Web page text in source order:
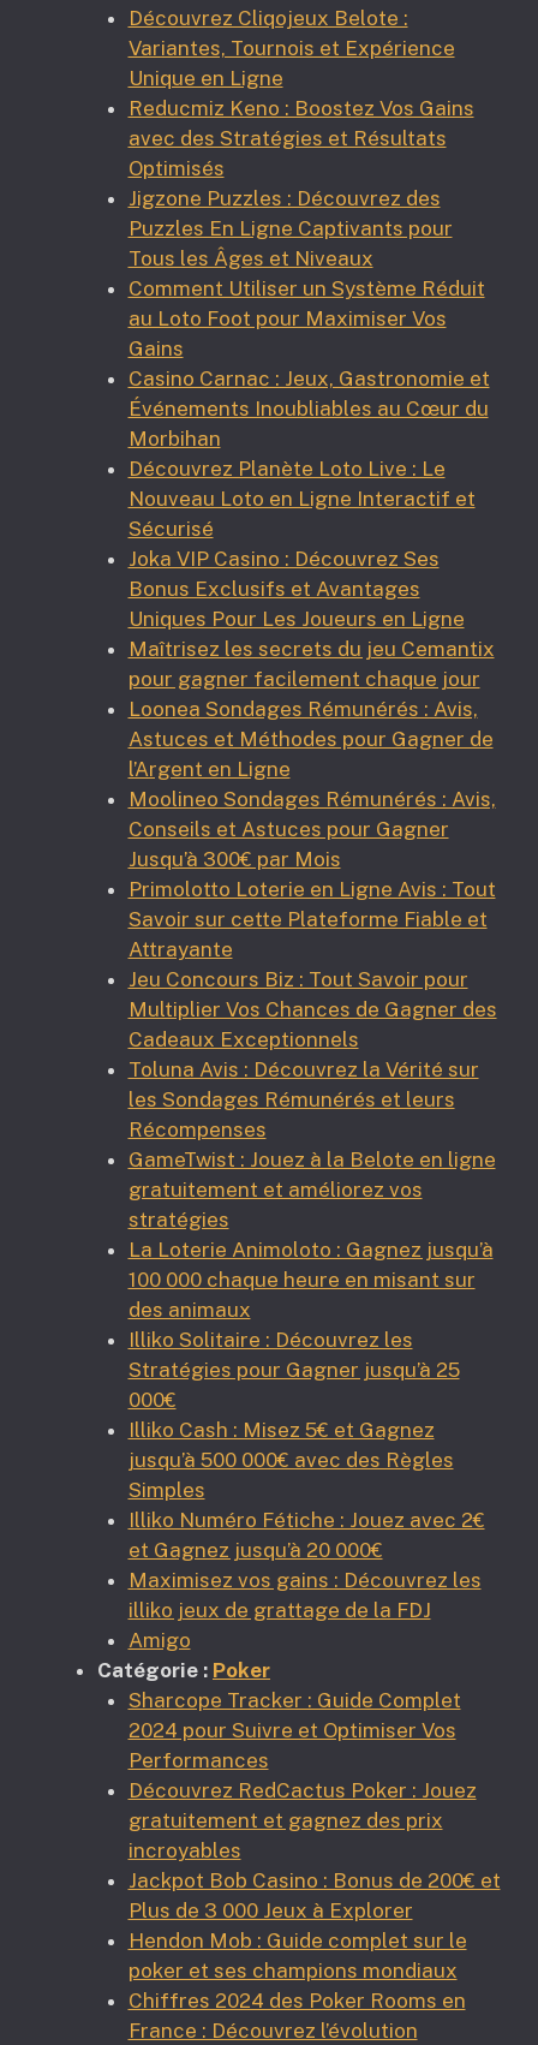
Découvrez Cliqojeux Belote :
Variantes, Tournois et Expérience
Unique en Ligne
Reducmiz Keno : Boostez Vos Gains
avec des Stratégies et Résultats
Optimisés
Jigzone Puzzles : Découvrez des
Puzzles En Ligne Captivants pour
Tous les Âges et Niveaux
Comment Utiliser un Système Réduit
au Loto Foot pour Maximiser Vos
Gains
Casino Carnac : Jeux, Gastronomie et
Événements Inoubliables au Cœur du
Morbihan
Découvrez Planète Loto Live : Le
Nouveau Loto en Ligne Interactif et
Sécurisé
Joka VIP Casino : Découvrez Ses
Bonus Exclusifs et Avantages
Uniques Pour Les Joueurs en Ligne
Maîtrisez les secrets du jeu Cemantix
pour gagner facilement chaque jour
Loonea Sondages Rémunérés : Avis,
Astuces et Méthodes pour Gagner de
l’Argent en Ligne
Moolineo Sondages Rémunérés : Avis,
Conseils et Astuces pour Gagner
Jusqu’à 300€ par Mois
Primolotto Loterie en Ligne Avis : Tout
Savoir sur cette Plateforme Fiable et
Attrayante
Jeu Concours Biz : Tout Savoir pour
Multiplier Vos Chances de Gagner des
Cadeaux Exceptionnels
Toluna Avis : Découvrez la Vérité sur
les Sondages Rémunérés et leurs
Récompenses
GameTwist : Jouez à la Belote en ligne
gratuitement et améliorez vos
stratégies
La Loterie Animoloto : Gagnez jusqu’à
100 000 chaque heure en misant sur
des animaux
Illiko Solitaire : Découvrez les
Stratégies pour Gagner jusqu’à 25
000€
Illiko Cash : Misez 5€ et Gagnez
jusqu’à 500 000€ avec des Règles
Simples
Illiko Numéro Fétiche : Jouez avec 2€
et Gagnez jusqu’à 20 000€
Maximisez vos gains : Découvrez les
illiko jeux de grattage de la FDJ
Amigo
Catégorie : Poker
Sharcope Tracker : Guide Complet
2024 pour Suivre et Optimiser Vos
Performances
Découvrez RedCactus Poker : Jouez
gratuitement et gagnez des prix
incroyables
Jackpot Bob Casino : Bonus de 200€ et
Plus de 3 000 Jeux à Explorer
Hendon Mob : Guide complet sur le
poker et ses champions mondiaux
Chiffres 2024 des Poker Rooms en
France : Découvrez l’évolution